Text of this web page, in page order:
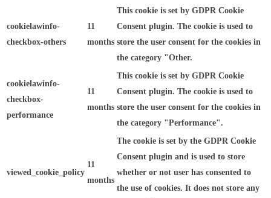
cookielawinfo-
checkbox-others
11
months
This cookie is set by GDPR Cookie
Consent plugin. The cookie is used to
store the user consent for the cookies in
the category "Other.
cookielawinfo-
checkbox-
performance
11
months
This cookie is set by GDPR Cookie
Consent plugin. The cookie is used to
store the user consent for the cookies in
the category "Performance".
viewed_cookie_policy
11
months
The cookie is set by the GDPR Cookie
Consent plugin and is used to store
whether or not user has consented to
the use of cookies. It does not store any